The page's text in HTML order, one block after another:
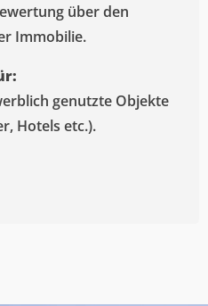
über den
Immobilie.
genutzte Objekte
Hotels etc.).